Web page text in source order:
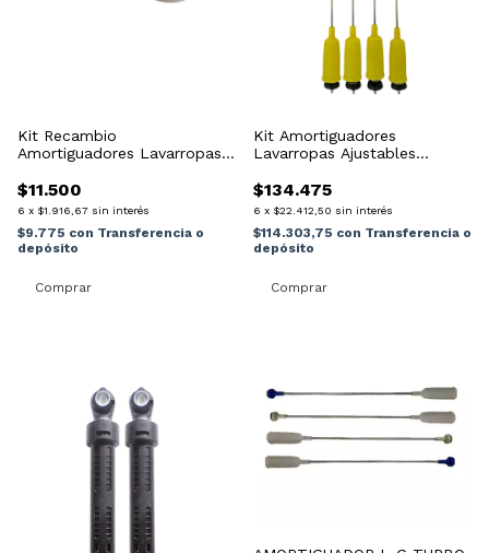
Kit Recambio
Amortiguadores Lavarropas
$11.500
6 x $1.916,67 sin interés
$9.775 con Transferencia o
depósito
Kit Amortiguadores
Lavarropas Ajustables
$134.475
6 x $22.412,50 sin interés
$114.303,75 con Transferencia o
depósito